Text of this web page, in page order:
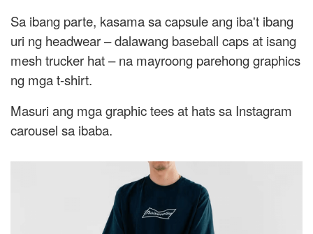
Sa ibang parte, kasama sa capsule ang iba't ibang
uri ng headwear – dalawang baseball caps at isang
mesh trucker hat – na mayroong parehong graphics
ng mga t-shirt.
Masuri ang mga graphic tees at hats sa Instagram
carousel sa ibaba.